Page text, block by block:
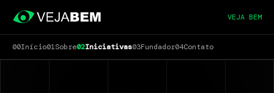
VEJA BEM
00Início01Sobre02Iniciativas03Fundador04Contato